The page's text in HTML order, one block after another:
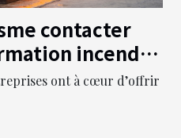
contacter
incendie
locaux ?
ont à cœur d’offrir